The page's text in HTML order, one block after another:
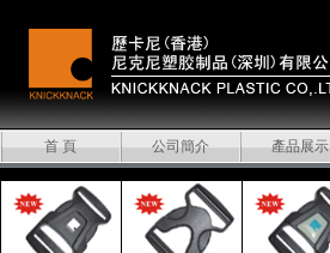
首 頁 公司簡介 產品展示